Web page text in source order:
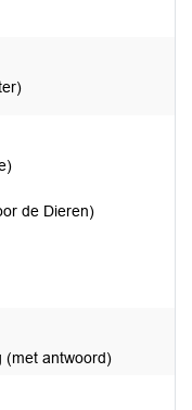
de Dieren)
(met antwoord)